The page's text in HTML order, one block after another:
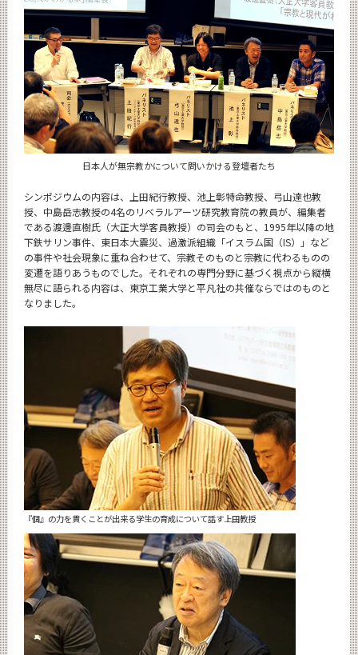
日本人が無宗教かについて問いかける登壇者たち
シンポジウムの内容は、上田紀行教授、池上彰特命教授、弓山達也教
授、中島岳志教授の4名のリベラルアーツ研究教育院の教員が、編集者
である渡邊直樹氏（大正大学客員教授）の司会のもと、1995年以降の地
下鉄サリン事件、東日本大震災、過激派組織「イスラム国（IS）」など
の事件や社会現象に重ね合わせて、宗教そのものと宗教に代わるものの
変遷を語りあうものでした。それぞれの専門分野に基づく視点から縦横
無尽に語られる内容は、東京工業大学と平凡社の共催ならではのものと
なりました。
『個』の力を貫くことが出来る学生の育成について話す上田教授
カテゴリ別
月別
イベントカレンダー
Event Calendar
サイト構成
CLOSE